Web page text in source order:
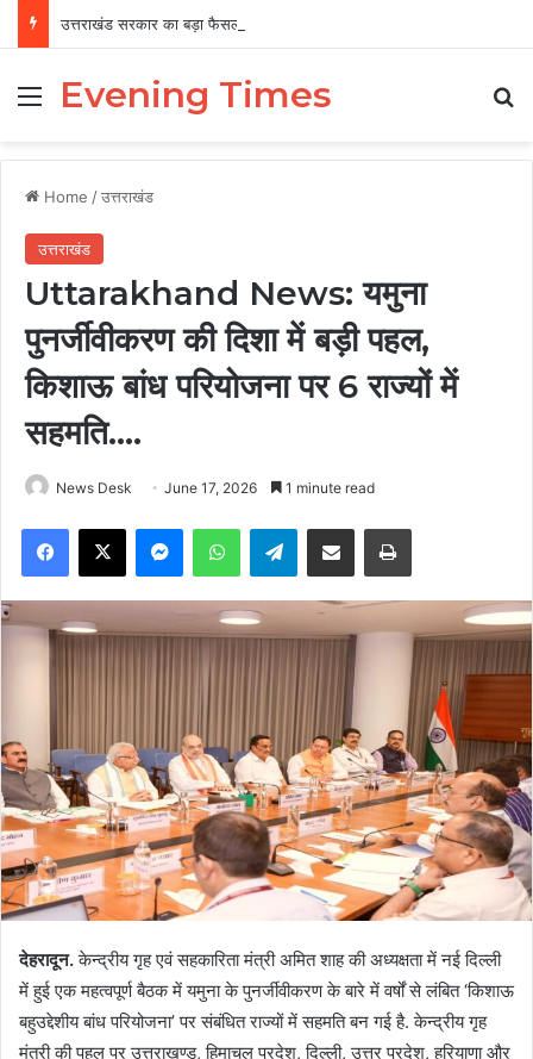
MenuEvening Times
Home /उत्तराखंड
उत्तराखंड
Uttarakhand News: यमुना
पुनर्जीवीकरण की दिशा में बड़ी पहल,
किशाऊ बांध परियोजना पर 6 राज्यों में
सहमति….
News Desk June 17, 2026 1 minute read
Facebook
X MessengerWhatsAppTelegramShare via Email Print
देहरादून.केन्द्रीय गृह एवं सहकारिता मंत्री अमित शाह की अध्यक्षता में नई दिल्ली
में हुई एक महत्वपूर्ण बैठक में यमुना के पुनर्जीवीकरण के बारे में वर्षों से लंबित ‘किशाऊ
बहुउद्देशीय बांध परियोजना’ पर संबंधित राज्यों में सहमति बन गई है. केन्द्रीय गृह
मंत्री की पहल पर उत्तराखण्ड, हिमाचल प्रदेश, दिल्ली, उत्तर प्रदेश, हरियाणा और